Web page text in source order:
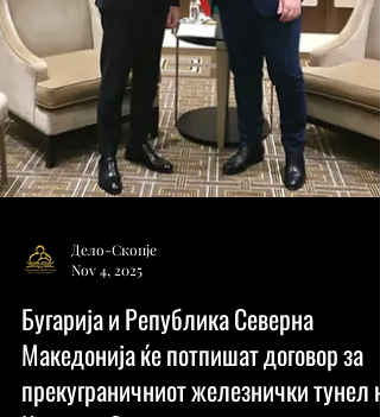
составот на Военоморската академија, е
обезбедување на научната и
логистичката поддршка на Бугарската
антарктичка база, како и помош на
Дело-Скопје
Nov 4, 2025